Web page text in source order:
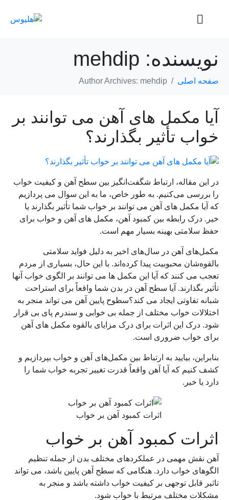
نویسنده: mehdip
صفحه اصلی Author Archives: mehdip
آیا مکمل های آهن می توانند بر
خواب تأثیر بگذارند؟
در این مقاله، ارتباط شگفت‌انگیز بین سطح آهن و کیفیت خواب
را بررسی می‌کنیم. به طور خاص، ما به این سوال می پردازیم
که آیا مکمل های آهن می توانند بر خواب شما تأثیر بگذارند یا
خیر. درک رابطه بین کمبود آهن، مکمل های آهن و خواب برای
حفظ سلامتی بهینه بسیار مهم است.
مکمل‌های آهن در سال‌های اخیر به دلیل فواید سلامتی
بالقوه‌شان محبوبیت پیدا کرده‌اند. با این حال، بسیاری از مردم
تعجب می کنند که آیا این مکمل ها می توانند بر الگوی خواب آنها
تأثیر بگذارند. آیا سطح آهن در بدن شما واقعاً برای استراحت
شبانه تفاوتی ایجاد می کند؟سطوح پایین آهن می تواند منجر به
اختلالات خواب مختلف از جمله بی خوابی و سندرم پای بی قرار
شود. درک این اثرات برای درک مزایای بالقوه مکمل های آهن
برای خواب ضروری است.
بنابراین، بیایید به ارتباط بین مکمل‌های آهن و خواب بپردازیم و
کشف کنیم که آیا آهن واقعاً قدرت تغییر تجربه خواب شما را
دارد یا خیر.
اثرات کمبود آهن بر خواب
اثرات کمبود آهن بر خواب
آهن نقش مهمی در عملکردهای مختلف بدن از جمله تنظیم
الگوهای خواب دارد. هنگامی که سطح آهن پایین باشد، می تواند
تاثیر قابل توجهی بر کیفیت خواب داشته باشد و منجر به
مشکلات مختلف مرتبط با خواب شود.